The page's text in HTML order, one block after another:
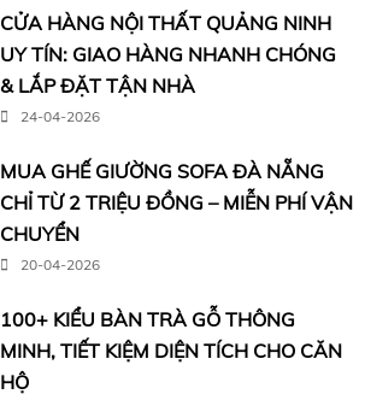
CỬA HÀNG NỘI THẤT QUẢNG NINH
UY TÍN: GIAO HÀNG NHANH CHÓNG
& LẮP ĐẶT TẬN NHÀ
24-04-2026
MUA GHẾ GIƯỜNG SOFA ĐÀ NẴNG
CHỈ TỪ 2 TRIỆU ĐỒNG – MIỄN PHÍ VẬN
CHUYỂN
20-04-2026
100+ KIỂU BÀN TRÀ GỖ THÔNG
MINH, TIẾT KIỆM DIỆN TÍCH CHO CĂN
HỘ